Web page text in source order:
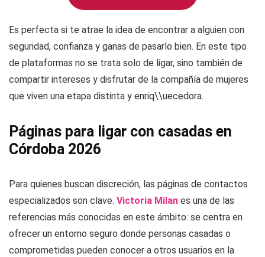
Es perfecta si te atrae la idea de encontrar a alguien con
seguridad, confianza y ganas de pasarlo bien. En este tipo
de plataformas no se trata solo de ligar, sino también de
compartir intereses y disfrutar de la compañía de mujeres
que viven una etapa distinta y enriq\\uecedora.
Páginas para ligar con casadas en
Córdoba 2026
Para quienes buscan discreción, las páginas de contactos
especializados son clave. Victoria Milan es una de las
referencias más conocidas en este ámbito: se centra en
ofrecer un entorno seguro donde personas casadas o
comprometidas pueden conocer a otros usuarios en la